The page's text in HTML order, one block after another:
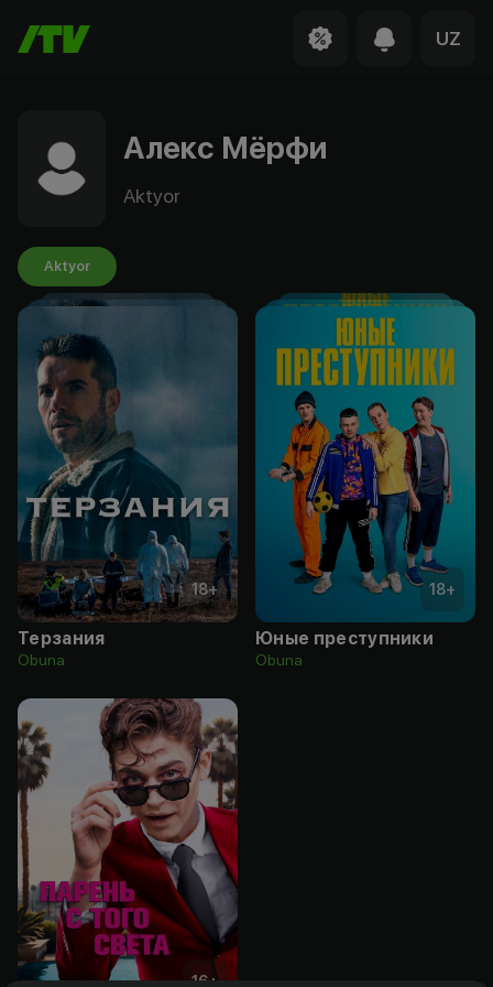
UZ
Алекс Мёрфи
Aktyor
Aktyor
18+
Терзания
Obuna
18+
Юные преступники
Obuna
16+